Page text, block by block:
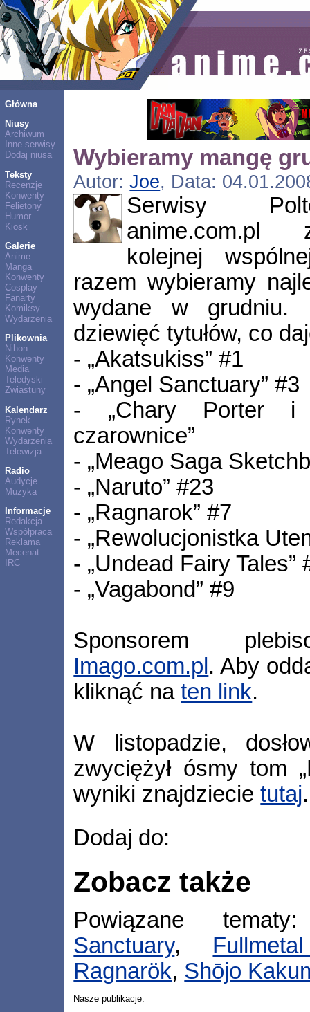
Główna
Niusy
Archiwum
Inne serwisy
Dodaj niusa
Teksty
Recenzje
Konwenty
Felietony
Humor
Kiosk
Galerie
Anime
Manga
Konwenty
Cosplay
Fanarty
Komiksy
Wydarzenia
Plikownia
Nihon
Konwenty
Media
Teledyski
Zwiastuny
Kalendarz
Rynek
Konwenty
Wydarzenia
Telewizja
Radio
Audycje
Muzyka
Informacje
Redakcja
Współpraca
Reklama
Mecenat
IRC
Wybieramy mangę
Autor:Joe, Data:
Serwisy
anime.com.pl
kolejnej
razem wybieramy
wydane w grudniu.
dziewięć tytułów, co
- „Akatsukiss” #1
- „Angel Sanctuary” #3
- „Chary Porter i
czarownice”
- „Meago Saga
- „Naruto” #23
- „Ragnarok” #7
- „Rewolucjonistka
- „Undead Fairy Tales”
- „Vagabond” #9
Sponsorem
Imago.com.pl . Aby
kliknąć naten link.
W listopadzie,
zwyciężył ósmy tom
wyniki znajdziecietutaj.
Dodaj do:
Zobacz także
Powiązane
Sanctuary,
Ragnarök, Shōjo
Nasze publikacje: